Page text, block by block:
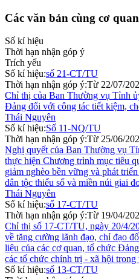
Các văn bản cùng cơ
Số kí hiệu
Thời hạn nhận góp ý
Trích yếu
Số kí hiệu:số 21-CT/TU
Thời hạn nhận góp ý:Từ 22/07/
Chỉ thị của Ban Thường vụ Tỉnh
Đảng đối với công tác tiết kiệm,
Thái Nguyên
Số kí hiệu:Số 11-NQ/TU
Thời hạn nhận góp ý:Từ 25/06/
Nghị quyết của Ban Thường vụ
thực hiện Chương trình mục tiêu
giảm nghèo bền vững và phát
dân tộc thiểu số và miền núi giai
Thái Nguyên
Số kí hiệu:số 17-CT/TU
Thời hạn nhận góp ý:Từ 19/04/
Chỉ thị số 17-CT/TU, ngày 20/4/
về tăng cường lãnh đạo, chỉ đạo
liệu của các cơ quan, tổ chức
các tổ chức chính trị - xã hội trong
Số kí hiệu:số 13-CT/TU